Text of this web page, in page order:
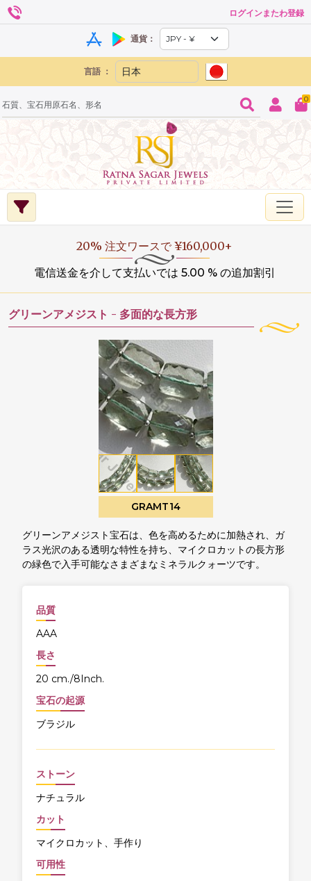
ログインまたわ登録
通貨：
言語 ：
0
20% 注文ワースで ¥160,000+
電信送金を介して支払いでは 5.00 % の追加割引
グリーンアメジスト - 多面的な長方形
GRAMT14
グリーンアメジスト宝石は、色を高めるために加熱され、ガ
ラス光沢のある透明な特性を持ち、マイクロカットの長方形
の緑色で入手可能なさまざまなミネラルクォーツです。
品質
AAA
長さ
20 cm./8Inch.
宝石の起源
ブラジル
ストーン
ナチュラル
カット
マイクロカット、手作り
可用性